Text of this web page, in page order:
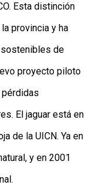
Esta distinción
provincia y ha
de
proyecto piloto
El jaguar está en
de la UICN. Ya en
y en 2001